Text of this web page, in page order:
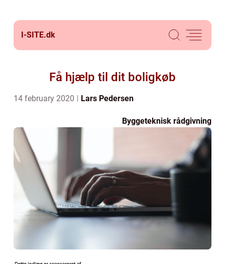
I-SITE.dk
Få hjælp til dit boligkøb
14 february 2020 Lars Pedersen
Byggeteknisk rådgivning